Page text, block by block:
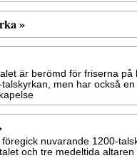
»
är berömd för friserna på
men har också
föregick nuvarande 1200-
och tre medeltida altaren